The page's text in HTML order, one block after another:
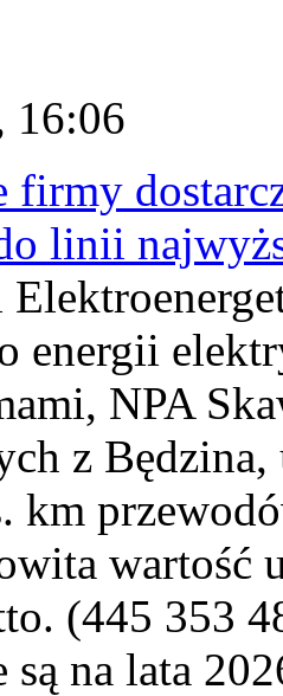
16:06
linii
energii
NPA
z
km
(445 353
są na lata